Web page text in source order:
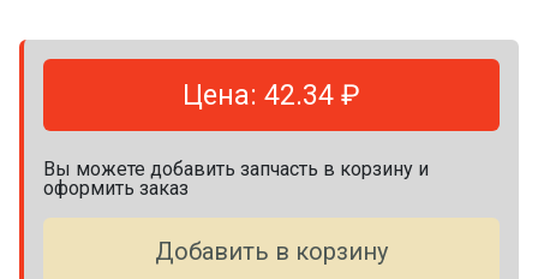
Цена: 42.34 ₽
Вы можете добавить запчасть в корзину и
оформить заказ
Добавить в корзину